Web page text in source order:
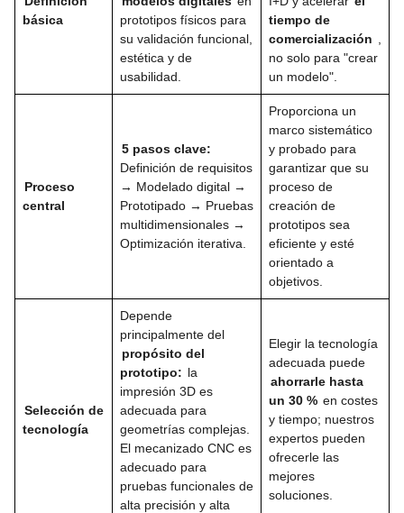
básica
prototipos físicos para
su validación funcional,
estética y de
usabilidad.
tiempo de
comercialización
no solo para "crear
un modelo".
Proceso
central
5 pasos clave:
Definición de requisitos
→ Modelado digital →
Prototipado → Pruebas
multidimensionales →
Optimización iterativa.
Proporciona un
marco sistemático
y probado para
garantizar que su
proceso de
creación de
prototipos sea
eficiente y esté
orientado a
objetivos.
Selección de
tecnología
Depende
principalmente del
propósito del
prototipo: la
impresión 3D es
adecuada para
geometrías complejas.
El mecanizado CNC es
adecuado para
pruebas funcionales de
alta precisión y alta
Elegir la tecnología
adecuada puede
ahorrarle hasta
un 30 % en costes
y tiempo; nuestros
expertos pueden
ofrecerle las
mejores
soluciones.